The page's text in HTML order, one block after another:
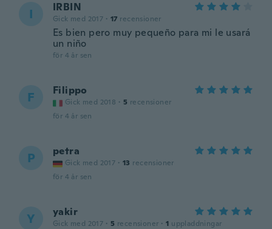
I IRBIN
Gick med 2017 · 17 recensioner
Es bien pero muy pequeño para mi le usará
un niño
för 4 år sen
F Filippo
Gick med 2018 · 5 recensioner
för 4 år sen
P petra
Gick med 2017 · 13 recensioner
för 4 år sen
Y yakir
Gick med 2017 · 5 recensioner · 1 uppladdningar